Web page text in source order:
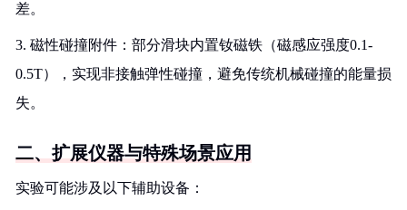
差。
3. 磁性碰撞附件：部分滑块内置钕磁铁（磁感应强度0.1-
0.5T），实现非接触弹性碰撞，避免传统机械碰撞的能量损
失。
二、扩展仪器与特殊场景应用
实验可能涉及以下辅助设备：